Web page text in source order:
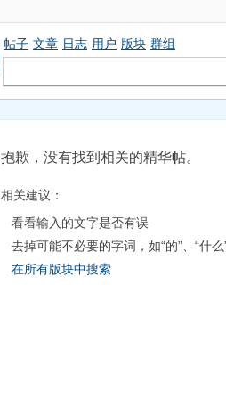
帖子 文章 日志 用户 版块 群组
抱歉，没有找到相关的精华帖。
相关建议：
看看输入的文字是否有误
去掉可能不必要的字词，如“的”、“什么
在所有版块中搜索